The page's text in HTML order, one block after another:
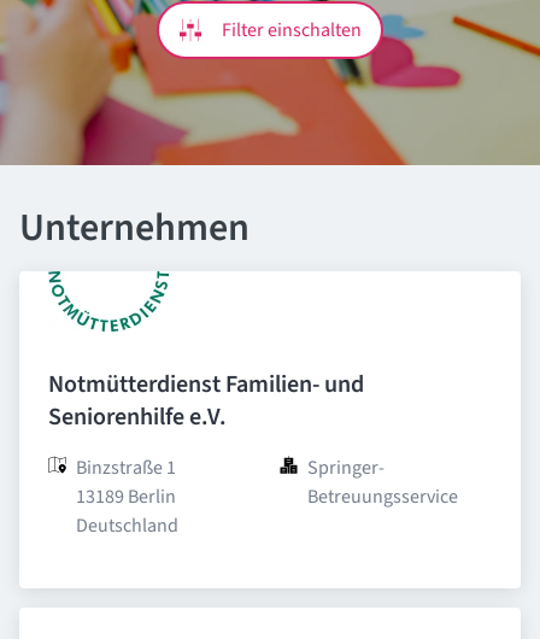
Filter einschalten
Unternehmen
Notmütterdienst Familien- und
Seniorenhilfe e.V.
Binzstraße 1
13189 Berlin
Deutschland
Springer-
Betreuungsservice